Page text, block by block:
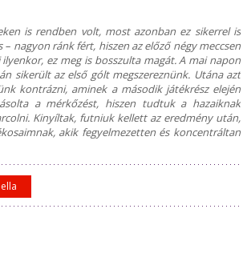
is rendben volt, most azonban ez sikerrel is
nagyon ránk fért, hiszen az előző négy meccsen
ez meg is bosszulta magát. A mai napon
sikerült az első gólt megszereznünk. Utána azt
kontrázni, aminek a második játékrész elején
a mérkőzést, hiszen tudtuk a hazaiknak
Kinyíltak, futniuk kellett az eredmény után,
akik fegyelmezetten és koncentráltan